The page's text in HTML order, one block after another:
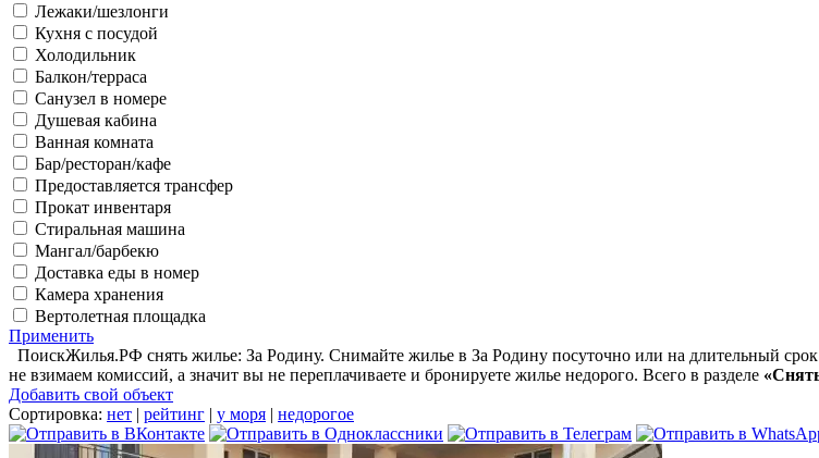
Лежаки/шезлонги
Кухня с посудой
Холодильник
Балкон/терраса
Санузел в номере
Душевая кабина
Ванная комната
Бар/ресторан/кафе
Предоставляется трансфер
Прокат инвентаря
Стиральная машина
Мангал/барбекю
Доставка еды в номер
Камера хранения
Вертолетная площадка
Применить
ПоискЖилья.РФ снять жилье: За Родину. Снимайте жилье в За Родину посуточно или на длительный
не взимаем комиссий, а значит вы не переплачиваете и бронируете жилье недорого. Всего в разделе
Добавить свой объект
Сортировка: нет | рейтинг | у моря | недорогое